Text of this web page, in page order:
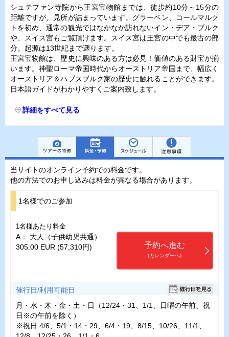
シュテファン寺院から王宮宝物館までは、徒歩約10分～15分の
距離ですが、見所が詰まっています。グラーベン、コールマルク
トを初め、通常の観光ではなかなか訪れないイン・デア・ブルク
や、スイス宮もご覧頂けます。スイス宮は王宮の中でも最古の部
分。起源は13世紀まで遡ります。
王宮宝物館は、歴史に興味のある方は必見！価値のある財宝が揃
います。神聖ローマ帝国時代からオーストリア帝国まで、幅広く
オーストリア＆ハプスブルク家の歴史に触れることができます。
日本語ガイドがわかりやすくご案内致します。
詳細をすべて見る
当サイトのオンライン予約での料金です。
他の方法でのお申し込みは料金が異なる場合があります。
1名様でのご参加
1名様あたり料金
A： 大人（子供幼児共通）
305.00 EUR (57,310円)
予約へ進む
(カレンダーへ)
催行日/利用可能日
月・水・木・金・土・日（12/24・31、1/1、日曜の午前、祝
日※の午前を除く）
※祝日:4/6、5/1・14・29、6/4・19、8/15、10/26、11/1、